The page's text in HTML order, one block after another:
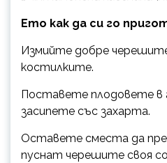
Ето как да си го
Измийте добре
костилките.
Поставете плодовете в
засипете със захарта.
Оставете сместа да
пуснат черешите своя